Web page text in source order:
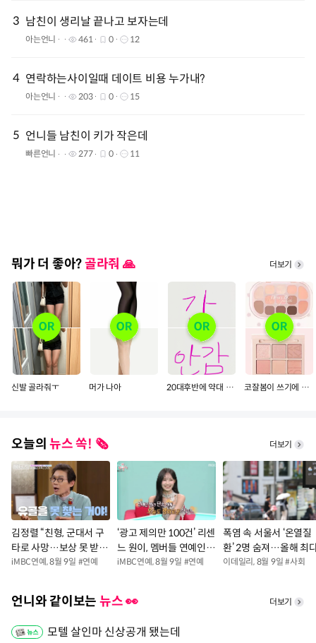
3 남친이 생리날 끝나고 보자는데
아는언니 461 0 12
4 연락하는사이일때 데이트 비용 누가내?
아는언니 203 0 15
5 언니들 남친이 키가 작은데
빠른언니 277 0 11
뭐가 더 좋아?골라줘 🙏 더보기
신발 골라줘ㅜ 머가 나아 20대후반에 약대 보내주면 감? 코잘봄이 쓰기에 더 좋은팔레트 골라줘용
오늘의 뉴스 쏙! 🗞️ 더보기
김정렬 “친형, 군대서 구
타로 사망…보상 못 받았
다” (데이앤나잇)
iMBC연예 ,8월 9일 #연예
‘광고 제의만 100건’ 리센
느 원이, 멤버들 연예인병
단속 (전참시)
iMBC연예 ,8월 9일 #연예
폭염 속 서울서 ‘온열질
환’ 2명 숨져…올해 최
이데일리 , 8월 9일 #사회
언니와 같이보는 뉴스 👀 더보기
모텔 살인마 신상공개 됐는데